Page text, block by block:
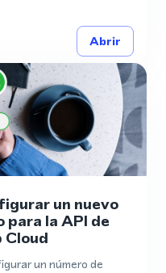
Abrir
un nuevo
para la API de
un número de